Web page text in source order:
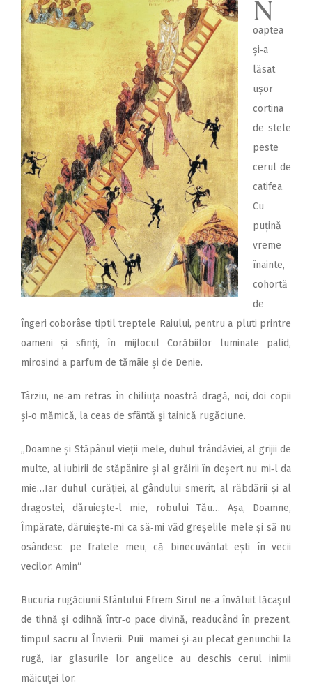
2014
2012
2011
2010
2009
N
oaptea
și‑a
lăsat
ușor
cortina
de stele
peste
cerul de
catifea.
Cu
puțină
vreme
înainte,
cohortă
de
îngeri coborâse tiptil treptele Raiului, pentru a pluti printre
oameni și sfinți, în mijlocul Corăbiilor luminate palid,
mirosind a parfum de tămâie și de Denie.
Târziu, ne‑am retras în chiliuța noastră dragă, noi, doi copii
și‑o mămică, la ceas de sfântă şi tainică rugăciune.
,,Doamne și Stăpânul vieții mele, duhul trândăviei, al grijii de
multe, al iubirii de stăpânire și al grăirii în deșert nu mi‑l da
mie…Iar duhul curăției, al gândului smerit, al răbdării și al
dragostei, dăruiește‑l mie, robului Tău… Așa, Doamne,
Împărate, dă­ruiește‑mi ca să‑mi văd greșelile mele și să nu
osândesc pe fratele meu, că binecuvântat ești în vecii
vecilor. Amin“
Bucuria rugăciunii Sfântului Efrem Sirul ne‑a învăluit lăcaşul
de tihnă şi odihnă într‑o pace divină, readucând în prezent,
timpul sacru al Învierii. Puii mamei şi‑au plecat genunchii la
rugă, iar glasurile lor angelice au deschis cerul inimii
măicuţei lor.